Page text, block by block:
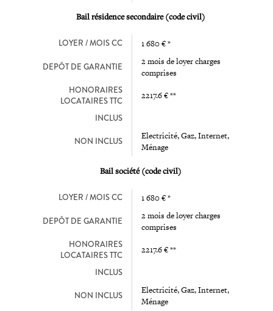
Bail résidence secondaire (code civil)
LOYER / MOIS CC 1 680 € *
DEPÔT DE GARANTIE
2 mois de loyer charges
comprises
HONORAIRES
LOCATAIRES TTC
2217.6 € **
INCLUS
NON INCLUS
Electricité, Gaz, Internet,
Ménage
Bail société (code civil)
LOYER / MOIS CC 1 680 € *
DEPÔT DE GARANTIE
2 mois de loyer charges
comprises
HONORAIRES
LOCATAIRES TTC
2217.6 € **
INCLUS
NON INCLUS
Electricité, Gaz, Internet,
Ménage